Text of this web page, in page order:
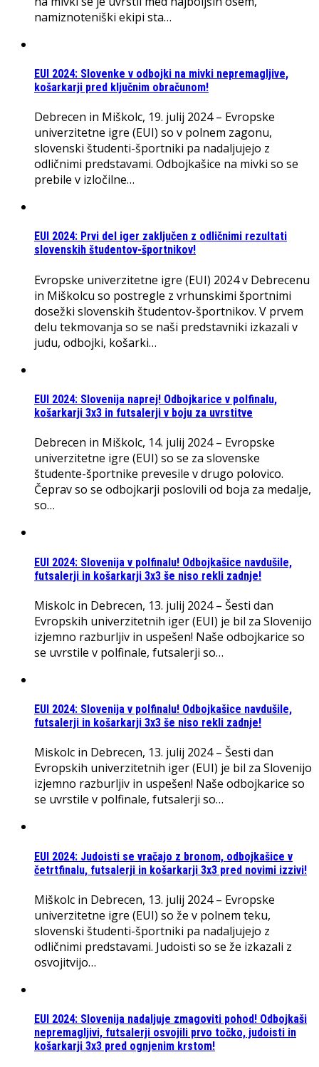
namiznoteniški ekipi sta…
EUI 2024: Slovenke v odbojki na mivki nepremagljive,
košarkarji pred ključnim obračunom!
Debrecen in Miškolc, 19. julij 2024 – Evropske
univerzitetne igre (EUI) so v polnem zagonu,
slovenski študenti-športniki pa nadaljujejo z
odličnimi predstavami. Odbojkašice na mivki so se
prebile v izločilne…
EUI 2024: Prvi del iger zaključen z odličnimi rezultati
slovenskih študentov-športnikov!
Evropske univerzitetne igre (EUI) 2024 v Debrecenu
in Miškolcu so postregle z vrhunskimi športnimi
dosežki slovenskih študentov-športnikov. V prvem
delu tekmovanja so se naši predstavniki izkazali v
judu, odbojki, košarki…
EUI 2024: Slovenija naprej! Odbojkarice v polfinalu,
košarkarji 3x3 in futsalerji v boju za uvrstitve
Debrecen in Miškolc, 14. julij 2024 – Evropske
univerzitetne igre (EUI) so se za slovenske
študente-športnike prevesile v drugo polovico.
Čeprav so se odbojkarji poslovili od boja za medalje,
so…
EUI 2024: Slovenija v polfinalu! Odbojkašice navdušile,
futsalerji in košarkarji 3x3 še niso rekli zadnje!
Miskolc in Debrecen, 13. julij 2024 – Šesti dan
Evropskih univerzitetnih iger (EUI) je bil za Slovenijo
izjemno razburljiv in uspešen! Naše odbojkarice so
se uvrstile v polfinale, futsalerji so…
EUI 2024: Slovenija v polfinalu! Odbojkašice navdušile,
futsalerji in košarkarji 3x3 še niso rekli zadnje!
Miskolc in Debrecen, 13. julij 2024 – Šesti dan
Evropskih univerzitetnih iger (EUI) je bil za Slovenijo
izjemno razburljiv in uspešen! Naše odbojkarice so
se uvrstile v polfinale, futsalerji so…
EUI 2024: Judoisti se vračajo z bronom, odbojkašice v
četrtfinalu, futsalerji in košarkarji 3x3 pred novimi izzivi!
Miškolc in Debrecen, 13. julij 2024 – Evropske
univerzitetne igre (EUI) so že v polnem teku,
slovenski študenti-športniki pa nadaljujejo z
odličnimi predstavami. Judoisti so se že izkazali z
osvojitvijo…
EUI 2024: Slovenija nadaljuje zmagoviti pohod! Odbojkaši
nepremagljivi, futsalerji osvojili prvo točko, judoisti in
košarkarji 3x3 pred ognjenim krstom!